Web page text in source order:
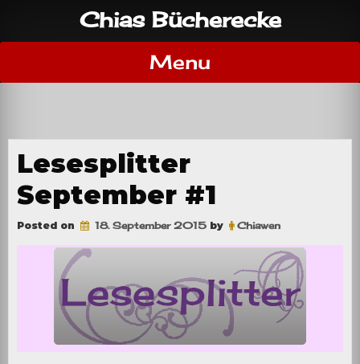
content
Chias Bücherecke
Menu
Lesesplitter
September #1
Posted on 18. September 2015 by Chiawen